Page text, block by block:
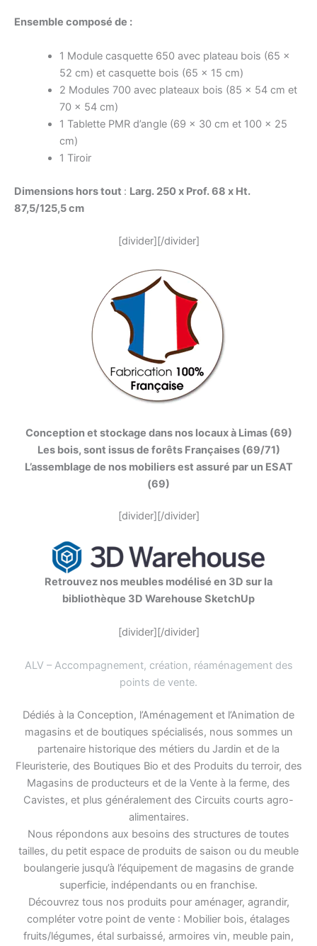
Ensemble composé de :
1 Module casquette 650 avec plateau bois (65 x
52 cm) et casquette bois (65 x 15 cm)
2 Modules 700 avec plateaux bois (85 x 54 cm et
70 x 54 cm)
1 Tablette PMR d’angle (69 x 30 cm et 100 x 25
cm)
1 Tiroir
Dimensions hors tout : Larg. 250 x Prof. 68 x Ht.
87,5/125,5 cm
[divider][/divider]
Conception et stockage dans nos locaux à Limas (69)
Les bois, sont issus de forêts Françaises (69/71)
L’assemblage de nos mobiliers est assuré par un ESAT
(69)
[divider][/divider]
Retrouvez nos meubles modélisé en 3D sur la
bibliothèque 3D Warehouse SketchUp
[divider][/divider]
ALV – Accompagnement, création, réaménagement des
points de vente.
Dédiés à la Conception, l’Aménagement et l’Animation de
magasins et de boutiques spécialisés, nous sommes un
partenaire historique des métiers du Jardin et de la
Fleuristerie, des Boutiques Bio et des Produits du terroir, des
Magasins de producteurs et de la Vente à la ferme, des
Cavistes, et plus généralement des Circuits courts agro-
alimentaires.
Nous répondons aux besoins des structures de toutes
tailles, du petit espace de produits de saison ou du meuble
boulangerie jusqu’à l’équipement de magasins de grande
superficie, indépendants ou en franchise.
Découvrez tous nos produits pour aménager, agrandir,
compléter votre point de vente : Mobilier bois, étalages
fruits/légumes, étal surbaissé, armoires vin, meuble pain,